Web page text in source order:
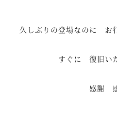
久しぶりの登場なのに お
すぐに 復旧い
感謝